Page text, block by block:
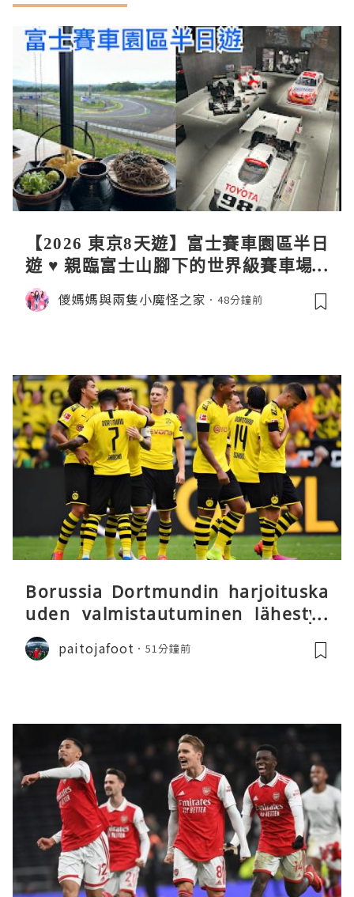
【2026 東京8天遊】富士賽車園區半日
遊 ♥ 親臨富士山腳下的世界級賽車場 F
uji SpeedWay。參觀富士賽車博物
館。到觀景餐廳邊觀賞賽車邊嘆午餐
儍媽媽與兩隻小魔怪之家 48分鐘前
Borussia Dortmundin harjoituska
uden valmistautuminen lähestyy
päätöstään
paitojafoot 51分鐘前